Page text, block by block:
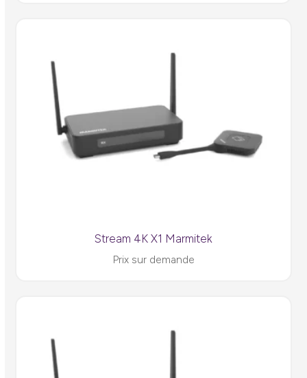
Stream 4K X1 Marmitek
Prix sur demande